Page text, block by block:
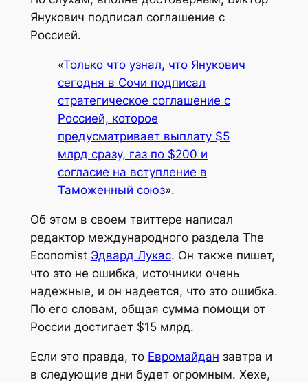
Янукович подписал соглашение с
Россией.
«Только что узнал, что Янукович
сегодня в Сочи подписал
стратегическое соглашение с
Россией, которое
предусматривает выплату $5
млрд сразу, газ по $200 и
согласие на вступление в
Таможенный союз».
Об этом в своем твиттере написал
редактор международного раздела The
Economist Эдвард Лукас. Он также пишет,
что это не ошибка, источники очень
надежные, и он надеется, что это ошибка.
По его словам, общая сумма помощи от
России достигает $15 млрд.
Если это правда, то Евромайдан завтра и
в следующие дни будет огромным. Хехе,